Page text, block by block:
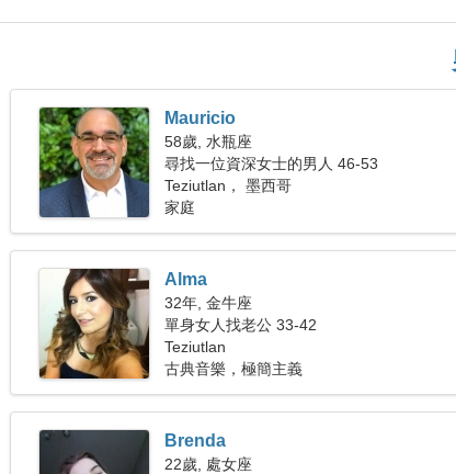
Mauricio
58歲, 水瓶座
尋找一位資深女士的男人 46-53
Teziutlan， 墨西哥
家庭
Alma
32年, 金牛座
單身女人找老公 33-42
Teziutlan
古典音樂，極簡主義
Brenda
22歲, 處女座